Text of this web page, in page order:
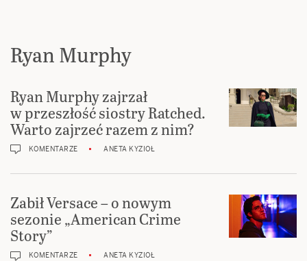
Ryan Murphy
Ryan Murphy zajrzał
w przeszłość siostry Ratched.
Warto zajrzeć razem z nim?
KOMENTARZE ANETA KYZIOŁ
Zabił Versace – o nowym
sezonie „American Crime
Story”
KOMENTARZE ANETA KYZIOŁ